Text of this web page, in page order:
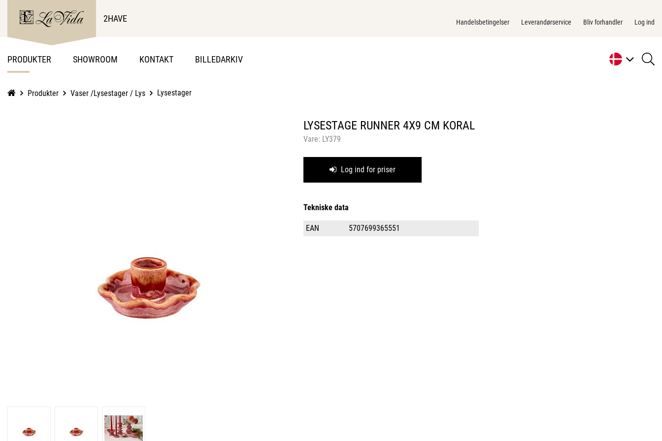
2HAVE Handelsbetingelser Leverandørservice Bliv forhandler Log ind
PRODUKTER SHOWROOM KONTAKT BILLEDARKIV
Produkter Vaser /Lysestager / Lys Lysestager
LYSESTAGE RUNNER 4X9 CM KORAL
Vare: LY379
Log ind for priser
Tekniske data
EAN 5707699365551